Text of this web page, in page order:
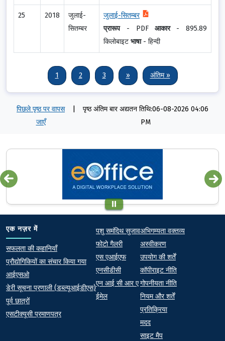
25 2018
जुलाई-
सितम्बर
जुलाई-सितम्बर
प्रारूप- PDF आकार -895.89
किलोबाइट भाषा- हिन्दी
PaginationCurrent page
1 पृष्ठ
2 पृष्ठ
3 अगला पृष्ठ
›› Last page
अंतिम »
पिछले पृष्ठ पर वापस
जाएँ
पृष्ठ अंतिम बार अद्यतन तिथि:06-08-2026 04:06
PM
एक नज़र में
At a Glance
सफलता की कहानियाँ
प्रौद्योगिकियों का संचार किया गया
आईएसओ
डेरी सूचना प्रणाली (डब्ल्यूआईडीएस)
पूर्व छात्रों
एसटीक्यूसी प्रमाणपत्र
Quick links
पशु समंदिथ सुजाव
फोटो गैलरी
एस एआईएफ
एनसीडीसी
एन आई सी आर ए
ईमेल
Footer
अभिगम्यता वक्तव्य
अस्वीकरण
उपयोग की शर्तें
कॉपीराइट नीति
गोपनीयता नीति
नियम और शर्तें
प्रतिक्रिया
मदद
साइट मैप